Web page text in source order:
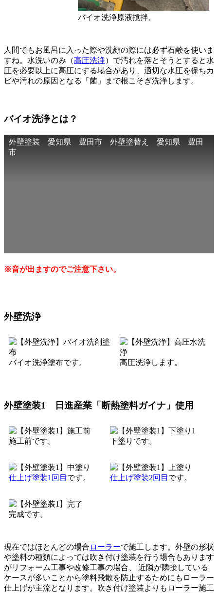
バイオ洗浄原液撹拌。
人間でもお風呂に入った際や洗顔の際には必ず石鹸を使いま
すね。水洗いのみ（高圧洗浄）で汚れを落とそうとすると水
圧を必要以上に高圧にする場合があり、適切な水圧を保ちカ
ビや汚れの原因となる「菌」まで根こそぎ洗浄します。
バイオ洗浄とは？
外壁塗装 愛知県 豊田市 外壁塗替え 愛知県 豊田
市
※音が出ますのでご注意下さい。
外壁洗浄
バイオ洗浄塗布です。 高圧洗浄します。
外壁塗装1 日進産業「断熱塗料ガイナ」使用
施工前です。 下塗りです。
仕上げ塗装1回目 です。 仕上げ塗装2回目 です。
完成です。
現在ではほとんどの場合 ローラーで施工します。外壁の形状
や塗料の種類によっては吹き付け塗装を行う場合もあります
がリフォーム工事や改修工事の場合、 近隣が隣接している
ケースが多いことから塗料飛散を防止するためにもローラー
仕上げが主流となります。吹き付け塗装よりもローラー施工